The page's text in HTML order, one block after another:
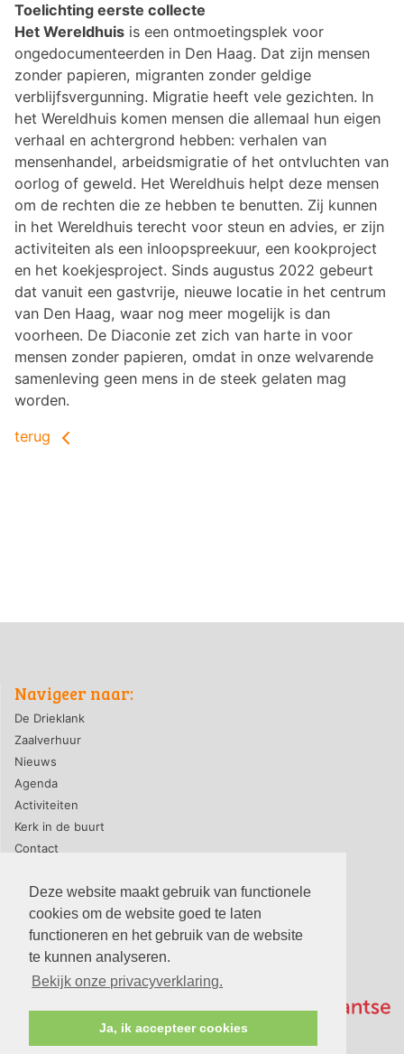
Deze website maakt gebruik van functionele
cookies om de website goed te laten
functioneren en het gebruik van de website
te kunnen analyseren.
Bekijk onze privacyverklaring.
Ja, ik accepteer cookies
Toelichting eerste collecte
Het Wereldhuis is een ontmoetingsplek voor
ongedocumenteerden in Den Haag. Dat zijn mensen
zonder papieren, migranten zonder geldige
verblijfsvergunning. Migratie heeft vele gezichten. In
het Wereldhuis komen mensen die allemaal hun eigen
verhaal en achtergrond hebben: verhalen van
mensenhandel, arbeidsmigratie of het ontvluchten van
oorlog of geweld. Het Wereldhuis helpt deze mensen
om de rechten die ze hebben te benutten. Zij kunnen
in het Wereldhuis terecht voor steun en advies, er zijn
activiteiten als een inloopspreekuur, een kookproject
en het koekjesproject. Sinds augustus 2022 gebeurt
dat vanuit een gastvrije, nieuwe locatie in het centrum
van Den Haag, waar nog meer mogelijk is dan
voorheen. De Diaconie zet zich van harte in voor
mensen zonder papieren, omdat in onze welvarende
samenleving geen mens in de steek gelaten mag
worden.
terug
Navigeer naar:
De Drieklank
Zaalverhuur
Nieuws
Agenda
Activiteiten
Kerk in de buurt
Contact
privacyverklaring|contact webmaster
© 2026, PG-De Drieklank